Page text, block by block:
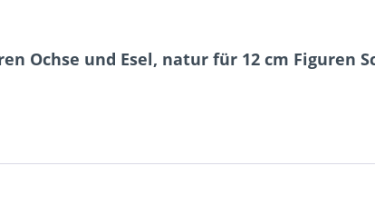
Ochse und Esel, natur für 12 cm Figuren